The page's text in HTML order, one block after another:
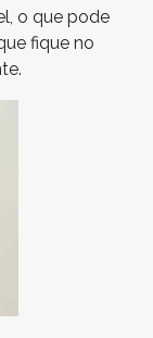
o que pode
fique no